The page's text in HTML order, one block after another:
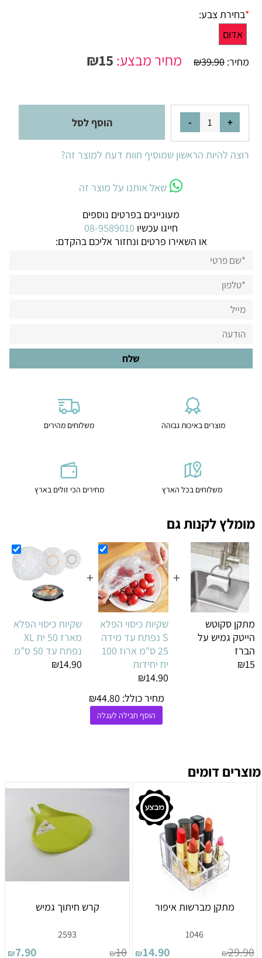
*בחירת צבע:
אדום
מחיר: ₪39.90 מחיר מבצע: ₪15
הוסף לסל
רוצה להיות הראשון שמוסיף חוות דעת למוצר זה?
שאל אותנו על מוצר זה
מעוניינים בפרטים נוספים
חייגו עכשיו 08-9589010
או השאירו פרטים ונחזור אליכם בהקדם:
מוצרים באיכות גבוהה משלוחים מהירים
משלוחים בכל הארץ מחירים הכי זולים בארץ
מומלץ לקנות גם
מתקן סקוטש
הייטק גמיש על
הברז
₪15
+
שקיות כיסוי הפלא
S נפתח עד מידה
25 ס"מ ארוז 100
יח יחידות
₪14.90
+
שקיות כיסוי הפלא
מארז 50 יח XL
נפתח עד 50 ס"מ
₪14.90
מחיר כולל: ₪44.80
הוסף חבילה לעגלה
מוצרים דומים
מתקן מברשות איפור
1046
₪29.90
₪14.90
קרש חיתוך גמיש
2593
₪10
₪7.90